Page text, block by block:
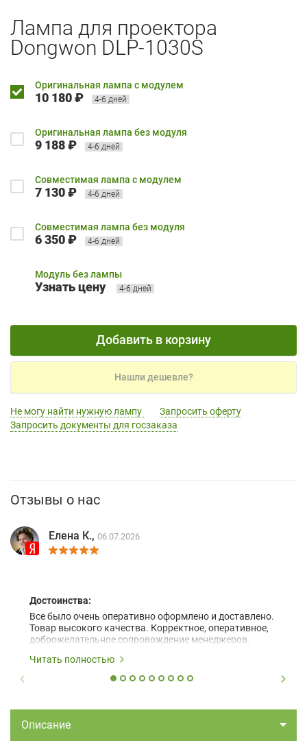
Лампа для проектора
Dongwon DLP-1030S
Оригинальная лампа с модулем
10 180 ₽ 4-6 дней
Оригинальная лампа без модуля
9 188 ₽ 4-6 дней
Совместимая лампа с модулем
7 130 ₽ 4-6 дней
Совместимая лампа без модуля
6 350 ₽ 4-6 дней
Модуль без лампы
Узнать цену 4-6 дней
Добавить в корзину
Нашли дешевле?
Не могу найти нужную лампу
Запросить оферту
Запросить документы для госзаказа
Отзывы о нас
Елена К., 06.07.2026
Достоинства:
Все было очень оперативно оформлено и доставлено.
Товар высокого качества. Корректное, оперативное,
доброжелательное сопровождение менеджеров.
Читать полностью
Описание